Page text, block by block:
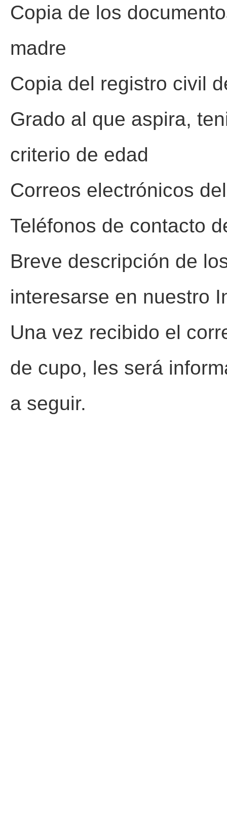
Copia de los
madre
Copia del registro civil
Grado al que aspira,
criterio de edad
Correos electrónicos
Teléfonos de contacto
Breve descripción de
interesarse en nuestro
Una vez recibido el
de cupo, les será
a seguir.